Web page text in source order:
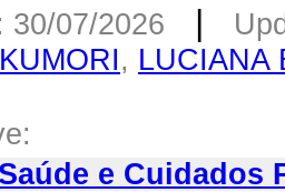
30/07/2026 |
, LUCIANA
Saúde e Cuidados